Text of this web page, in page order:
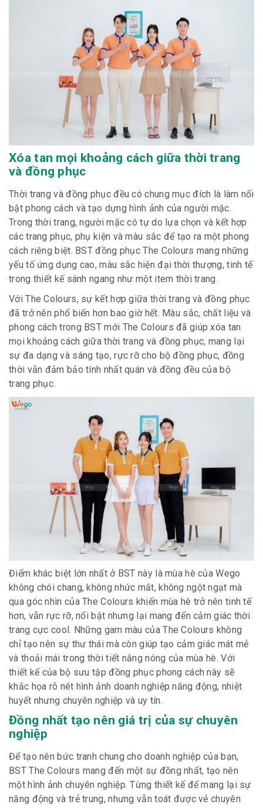
Xóa tan mọi khoảng cách giữa thời trang
và đồng phục
Thời trang và đồng phục đều có chung mục đích là làm nổi
bật phong cách và tạo dựng hình ảnh của người mặc.
Trong thời trang, người mặc có tự do lựa chọn và kết hợp
các trang phục, phụ kiện và màu sắc để tạo ra một phong
cách riêng biệt. BST đồng phục The Colours mang những
yếu tố ứng dụng cao, màu sắc hiện đại thời thượng, tinh tế
trong thiết kế sánh ngang như một item thời trang.
Với The Colours, sự kết hợp giữa thời trang và đồng phục
đã trở nên phổ biến hơn bao giờ hết. Màu sắc, chất liệu và
phong cách trong BST mới The Colours đã giúp xóa tan
mọi khoảng cách giữa thời trang và đồng phục, mang lại
sự đa dạng và sáng tạo, rực rỡ cho bộ đồng phục, đồng
thời vẫn đảm bảo tính nhất quán và đồng đều của bộ
trang phục.
Điểm khác biệt lớn nhất ở BST này là mùa hè của Wego
không chói chang, không nhức mắt, không ngột ngạt mà
qua góc nhìn của The Colours khiến mùa hè trở nên tinh tế
hơn, vẫn rực rỡ, nổi bật nhưng lại mang đến cảm giác thời
trang cực cool. Những gam màu của The Colours không
chỉ tạo nên sự thư thái mà còn giúp tạo cảm giác mát mẻ
và thoải mái trong thời tiết nắng nóng của mùa hè. Với
thiết kế của bộ sưu tập đồng phục phong cách này sẽ
khắc họa rõ nét hình ảnh doanh nghiệp năng động, nhiệt
huyết nhưng chuyên nghiệp và uy tín.
Đồng nhất tạo nên giá trị của sự chuyên
nghiệp
Để tạo nên bức tranh chung cho doanh nghiệp của bạn,
BST The Colours mang đến một sự đồng nhất, tạo nên
một hình ảnh chuyên nghiệp. Từng thiết kế để mang lại sự
năng động và trẻ trung, nhưng vẫn toát được vẻ chuyên